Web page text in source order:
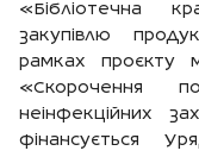
«Бібліотечна
закупівлю
рамках проєкту
«Скорочення
неінфекційних
фінансується